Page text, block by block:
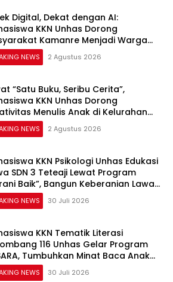
Digital, Dekat dengan AI:
KKN Unhas Dorong
Kamanre Menjadi Warga
yang Cerdas dan Adaptif
NEWS 2 Agustus 2026
“Satu Buku, Seribu Cerita”,
KKN Unhas Dorong
Menulis Anak di Kelurahan
NEWS 2 Agustus 2026
KKN Psikologi Unhas Edukasi
SDN 3 Teteaji Lewat Program
Baik”, Bangun Keberanian Lawan
NEWS 30 Juli 2026
KKN Tematik Literasi
116 Unhas Gelar Program
Tumbuhkan Minat Baca Anak
Membaca Nyaring
NEWS 30 Juli 2026